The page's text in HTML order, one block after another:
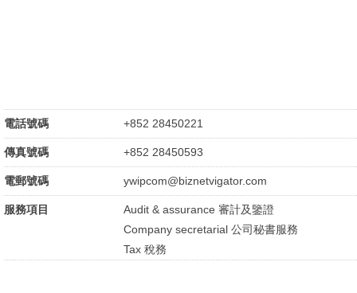
電話號碼 +852 28450221
傳真號碼 +852 28450593
電郵號碼 ywipcom@biznetvigator.com
服務項目
Audit & assurance 審計及鑒證
Company secretarial 公司秘書服務
Tax 稅務